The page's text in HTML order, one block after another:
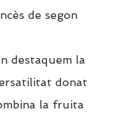
de segon
destaquem la
donat
la fruita